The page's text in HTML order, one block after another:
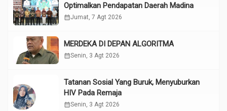
Optimalkan Pendapatan Daerah Madina
calendar_monthJumat, 7 Agt 2026
MERDEKA DI DEPAN ALGORITMA
calendar_monthSenin, 3 Agt 2026
Tatanan Sosial Yang Buruk, Menyuburkan
HIV Pada Remaja
calendar_monthSenin, 3 Agt 2026